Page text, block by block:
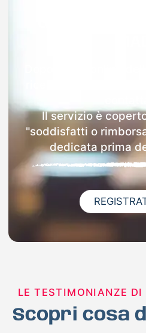
Il servizio è
"soddisfatti o
dedicata prima
LE TESTIMONIANZE DI
Scopri cosa